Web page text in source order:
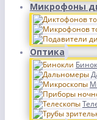
Микрофоны
Оптика